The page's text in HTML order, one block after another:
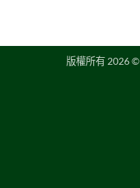
版權所有 2026 ©